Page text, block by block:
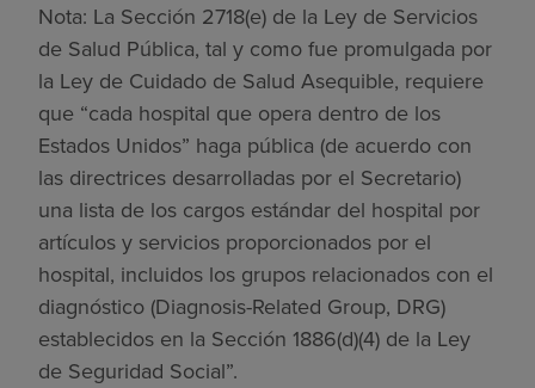
Nota: La Sección 2718(e) de la Ley de Servicios
de Salud Pública, tal y como fue promulgada por
la Ley de Cuidado de Salud Asequible, requiere
que “cada hospital que opera dentro de los
Estados Unidos” haga pública (de acuerdo con
las directrices desarrolladas por el Secretario)
una lista de los cargos estándar del hospital por
artículos y servicios proporcionados por el
hospital, incluidos los grupos relacionados con el
diagnóstico (Diagnosis-Related Group, DRG)
establecidos en la Sección 1886(d)(4) de la Ley
de Seguridad Social”.